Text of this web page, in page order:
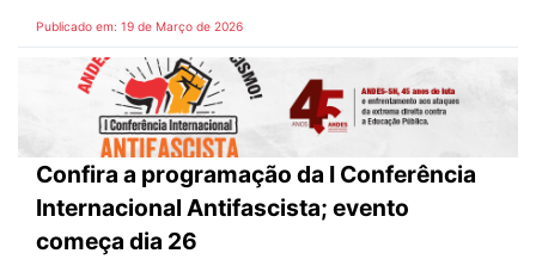
Publicado em: 19 de Março de 2026
Confira a programação da I Conferência
Internacional Antifascista; evento
começa dia 26